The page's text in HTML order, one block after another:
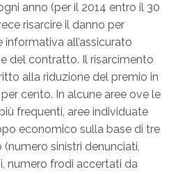
anno (per il 2014 entro il 30
risarcire il danno per
all’assicurato
del contratto. Il risarcimento
alla riduzione del premio in
cento. In alcune aree ove le
frequenti, aree individuate
economico sulla base di tre
sinistri denunciati,
numero frodi accertati da